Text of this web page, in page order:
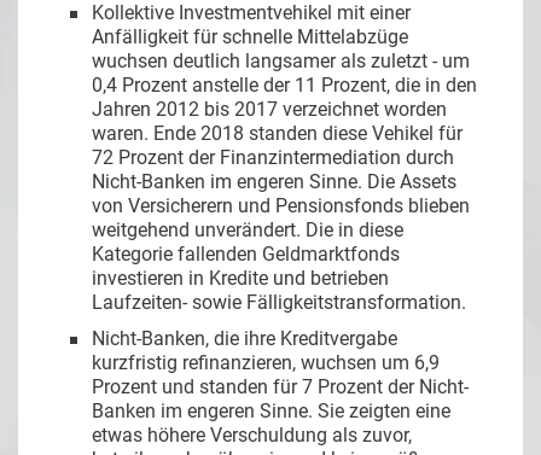
Kollektive Investmentvehikel mit einer
Anfälligkeit für schnelle Mittelabzüge
wuchsen deutlich langsamer als zuletzt - um
0,4 Prozent anstelle der 11 Prozent, die in den
Jahren 2012 bis 2017 verzeichnet worden
waren. Ende 2018 standen diese Vehikel für
72 Prozent der Finanzintermediation durch
Nicht-Banken im engeren Sinne. Die Assets
von Versicherern und Pensionsfonds blieben
weitgehend unverändert. Die in diese
Kategorie fallenden Geldmarktfonds
investieren in Kredite und betrieben
Laufzeiten- sowie Fälligkeitstransformation.
Nicht-Banken, die ihre Kreditvergabe
kurzfristig refinanzieren, wuchsen um 6,9
Prozent und standen für 7 Prozent der Nicht-
Banken im engeren Sinne. Sie zeigten eine
etwas höhere Verschuldung als zuvor,